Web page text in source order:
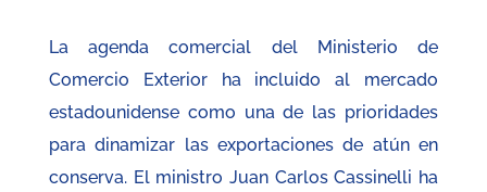
La agenda comercial del Ministerio de
Comercio Exterior ha incluido al mercado
estadounidense como una de las prioridades
para dinamizar las exportaciones de atún en
conserva. El ministro Juan Carlos Cassinelli ha